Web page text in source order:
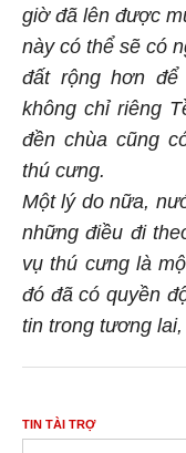
giờ đã lên được
này có thể sẽ có
đất rộng hơn
không chỉ riêng
đền chùa cũng
thú cưng.
Một lý do nữa,
những điều đi
vụ thú cưng là
đó đã có quyền
tin trong tương
TIN TÀI TRỢ